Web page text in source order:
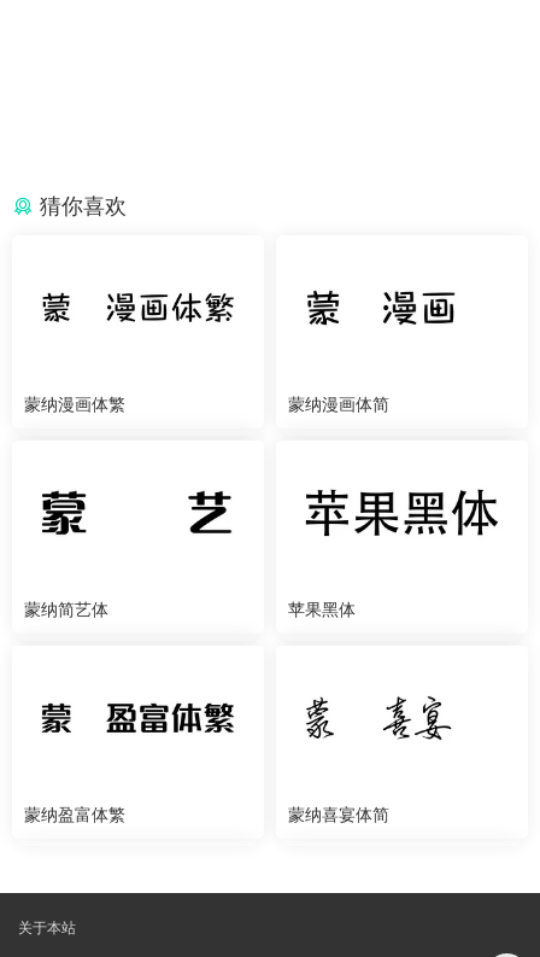
猜你喜欢
蒙纳漫画体繁 蒙纳漫画体简
蒙纳简艺体 苹果黑体
蒙纳盈富体繁 蒙纳喜宴体简
关于本站